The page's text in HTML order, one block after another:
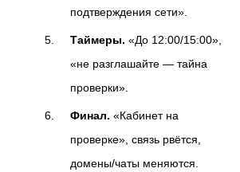
подтверждения сети».
Таймеры. «До 12:00/15:00»,
«не разглашайте — тайна
проверки».
Финал. «Кабинет на
проверке», связь рвётся,
домены/чаты меняются.